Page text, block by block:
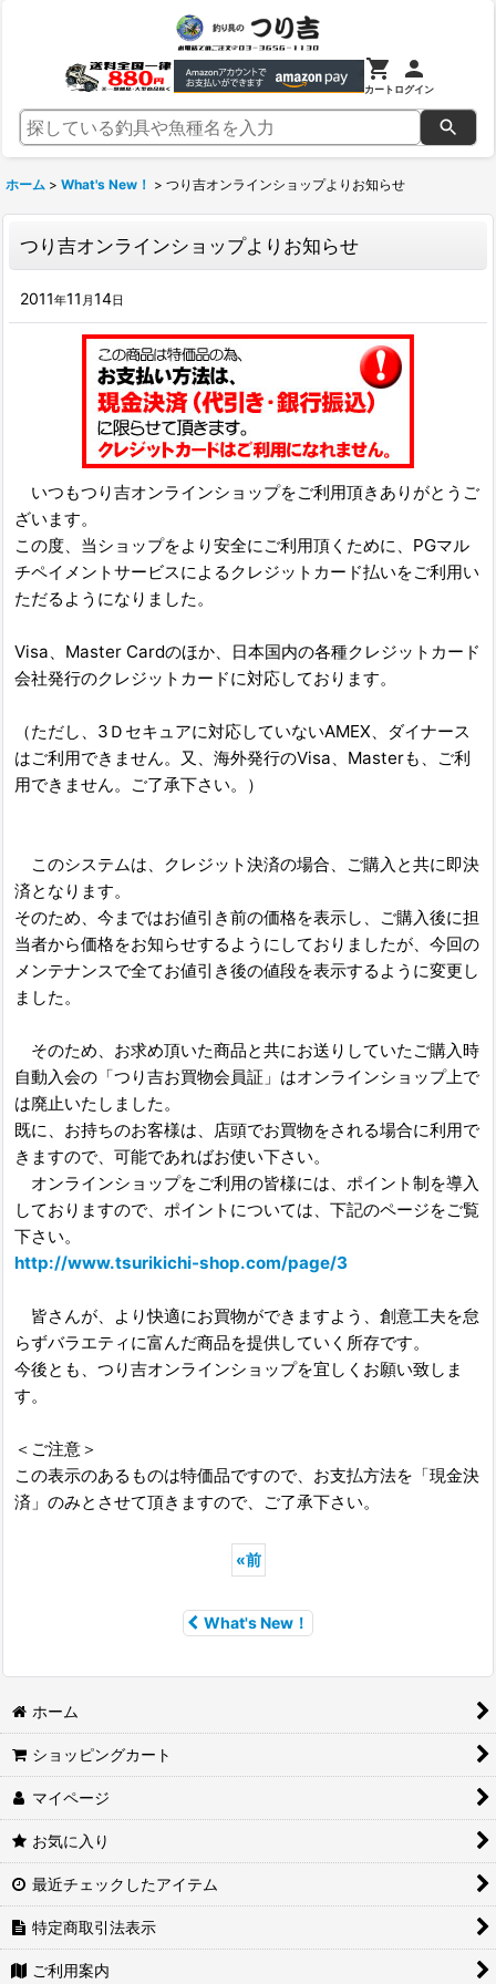
カートログイン
ホーム > What's New！ > つり吉オンラインショップよりお知らせ
つり吉オンラインショップよりお知らせ
2011年11 月14日
いつもつり吉オンラインショップをご利用頂きありがとうご
ざいます。
この度、当ショップをより安全にご利用頂くために、PGマル
チペイメントサービスによるクレジットカード払いをご利用い
ただるようになりました。
Visa、Master Cardのほか、日本国内の各種クレジットカード
会社発行のクレジットカードに対応しております。
（ただし、3Ｄセキュアに対応していないAMEX、ダイナース
はご利用できません。又、海外発行のVisa、Masterも、ご利
用できません。ご了承下さい。）
このシステムは、クレジット決済の場合、ご購入と共に即決
済となります。
そのため、今まではお値引き前の価格を表示し、ご購入後に担
当者から価格をお知らせするようにしておりましたが、今回の
メンテナンスで全てお値引き後の値段を表示するように変更し
ました。
そのため、お求め頂いた商品と共にお送りしていたご購入時
自動入会の「つり吉お買物会員証」はオンラインショップ上で
は廃止いたしました。
既に、お持ちのお客様は、店頭でお買物をされる場合に利用で
きますので、可能であればお使い下さい。
オンラインショップをご利用の皆様には、ポイント制を導入
しておりますので、ポイントについては、下記のページをご覧
下さい。
http://www.tsurikichi-shop.com/page/3
皆さんが、より快適にお買物ができますよう、創意工夫を怠
らずバラエティに富んだ商品を提供していく所存です。
今後とも、つり吉オンラインショップを宜しくお願い致しま
す。
＜ご注意＞
この表示のあるものは特価品ですので、お支払方法を「現金決
済」のみとさせて頂きますので、ご了承下さい。
«前
What's New！
ホーム
ショッピングカート
マイページ
お気に入り
最近チェックしたアイテム
特定商取引法表示
ご利用案内